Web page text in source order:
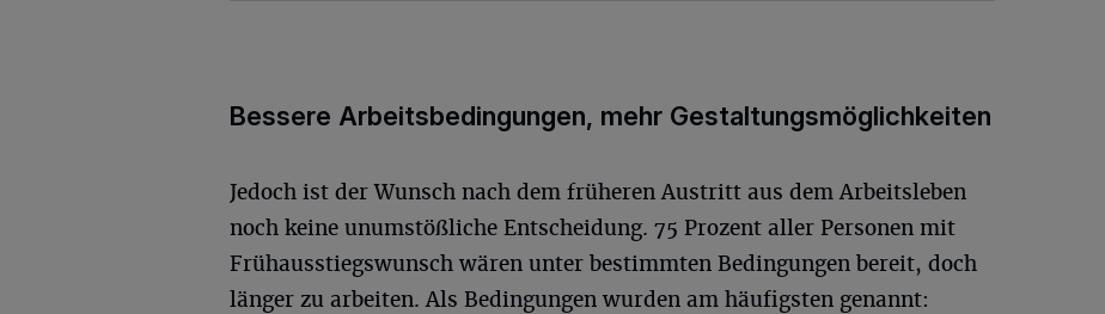
Bessere Arbeitsbedingungen, mehr Gestaltungsmöglichkeiten
Jedoch ist der Wunsch nach dem früheren Austritt aus dem Arbeitsleben
noch keine unumstößliche Entscheidung. 75 Prozent aller Personen mit
Frühausstiegswunsch wären unter bestimmten Bedingungen bereit, doch
länger zu arbeiten. Als Bedingungen wurden am häufigsten genannt: